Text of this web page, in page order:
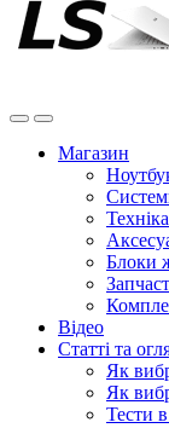
Магазин
Блоки
Відео
Статті та
Як
Як
Тести в